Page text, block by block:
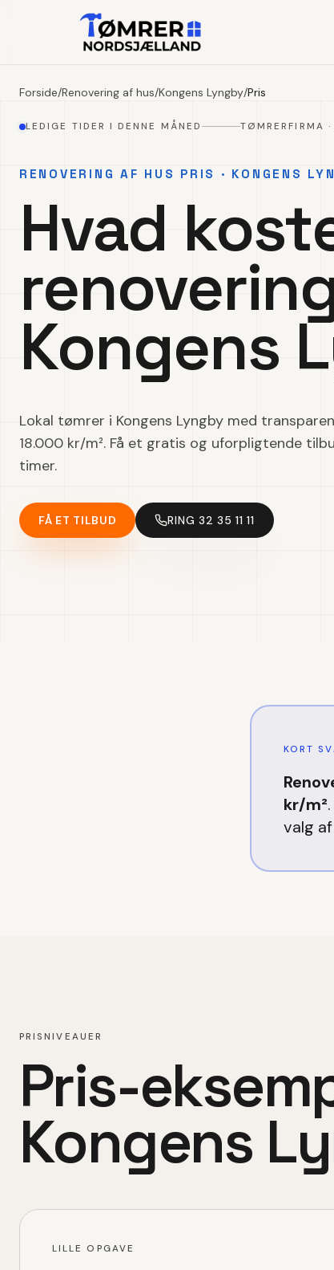
Forside/Renovering af hus/Kongens Lyngby/Pris
LEDIGE TIDER I DENNE MÅNED TØMRERFIRMA
RENOVERING AF HUS PRIS · KONGENS
Hvad
Kongens
Lokal tømrer i Kongens Lyngby med
18.000 kr/m². Få et gratis og uforpligtende
timer.
FÅ ET TILBUD RING 32 35 11 11
KORT
kr/m²
valg
PRISNIVEAUER
Pris-
Kongens
LILLE OPGAVE